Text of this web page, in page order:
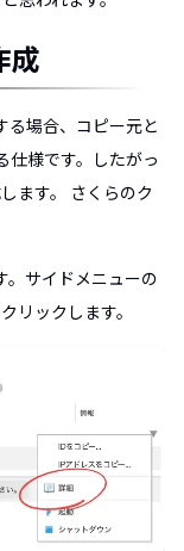
成
る場合、コピー元と
仕様です。したがっ
ます。 さくらのク
。サイドメニューの
リックします。